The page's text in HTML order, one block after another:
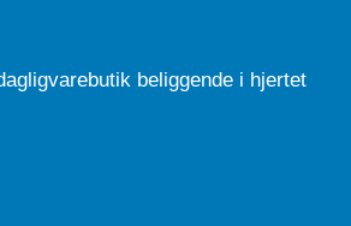
beliggende i hjertet